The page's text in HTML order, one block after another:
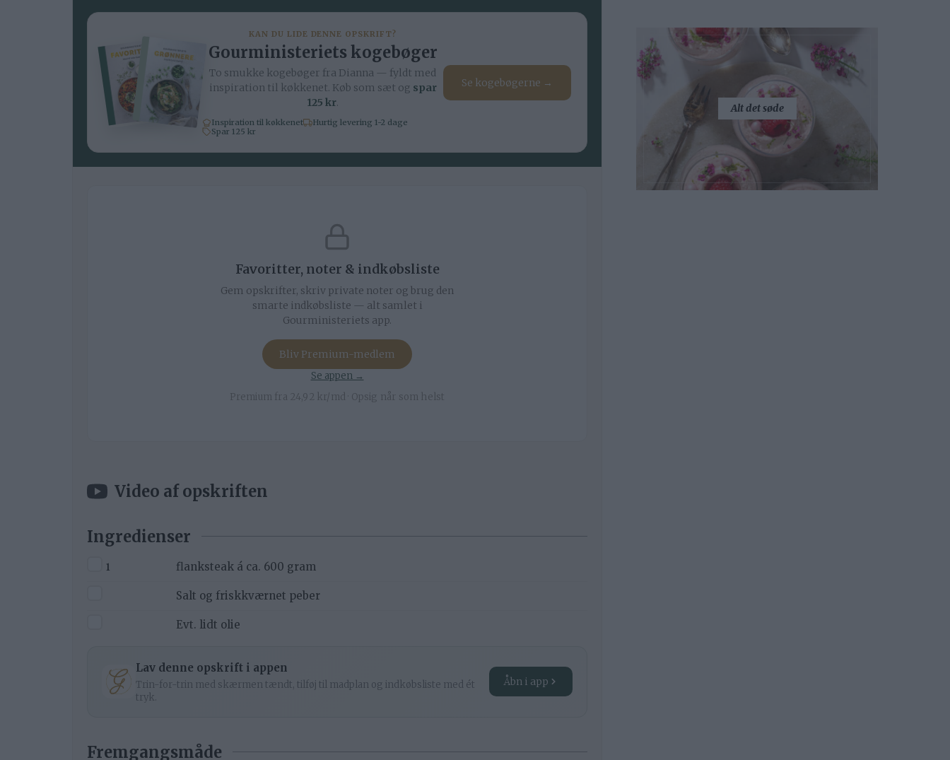
KAN DU LIDE DENNE OPSKRIFT?
Gourministeriets kogebøger
To smukke kogebøger fra Dianna — fyldt med
inspiration til køkkenet. Køb som sæt og spar
125 kr.
Inspiration til køkkenet
Hurtig levering 1-2 dage
Spar 125 kr
Se kogebøgerne →
Favoritter, noter & indkøbsliste
Gem opskrifter, skriv private noter og brug den
smarte indkøbsliste — alt samlet i
Gourministeriets app.
Bliv Premium-medlem
Se appen →
Premium fra 24,92 kr/md · Opsig når som helst
Video af opskriften
Ingredienser
▢1 flanksteak á ca. 600 gram
Salt og friskkværnet peber
Evt. lidt olie
Lav denne opskrift i appen
Trin-for-trin med skærmen tændt, tilføj til madplan og indkøbsliste med ét
tryk.
Åbn i app
Fremgangsmåde
Alt det søde